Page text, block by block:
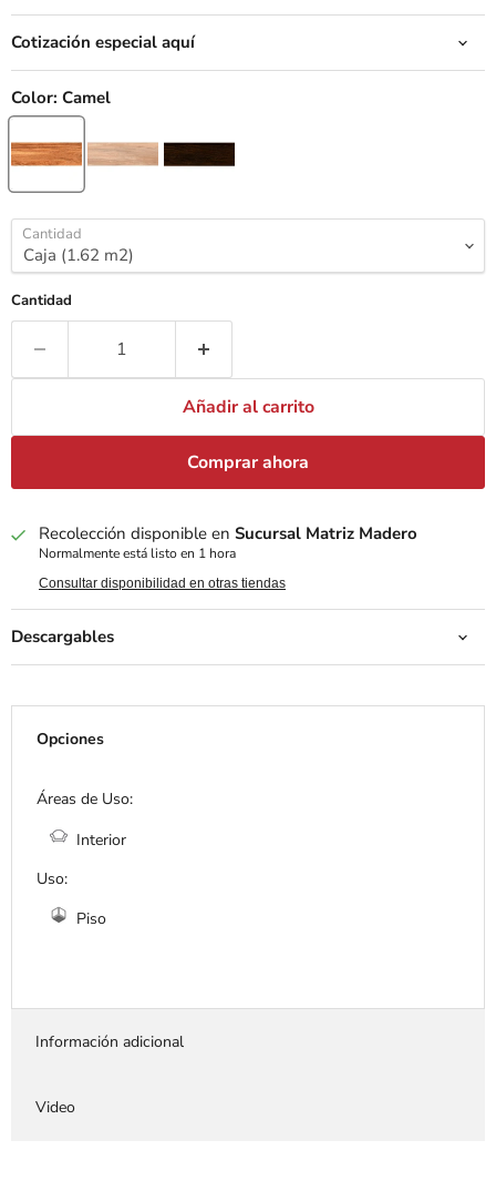
Cotización especial aquí
Color: Camel
Cantidad
Cantidad
Añadir al carrito
Comprar ahora
Recolección disponible en Sucursal Matriz Madero
Normalmente está listo en 1 hora
Consultar disponibilidad en otras tiendas
Descargables
Opciones
Áreas de Uso:
Interior
Uso:
Piso
Información adicional
Video